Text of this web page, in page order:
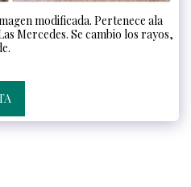
modificada. Pertenece ala
Mercedes. Se cambio los rayos,